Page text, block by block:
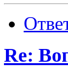
Re: